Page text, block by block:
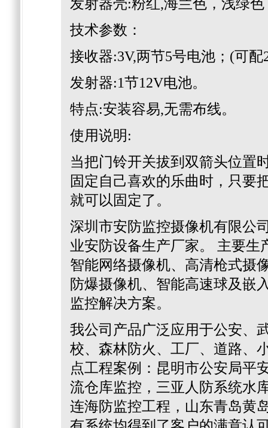
发射器壳:粉红,海兰色，浅绿色
技术参数：
接收器:3V,两节5号电池；(可
发射器:1节12V电池。
特点:安装容易,无需布线。
使用说明:
当把门铃开关拔到双箭头位置
固定自己喜欢的乐曲时，只要
就可以固定了。
深圳市安防监控摄像机有限公
业安防设备生产厂家。 主要生
智能网络摄像机、高清枪式摄
防爆摄像机、智能高速球及嵌
监控解决方案。
我公司产品广泛应用于公安、
校、森林防火、工厂、道路、
点工程案例：昆明市公安局平
流仓库监控，三亚人防系统水
连海防监控工程，山东青岛黄